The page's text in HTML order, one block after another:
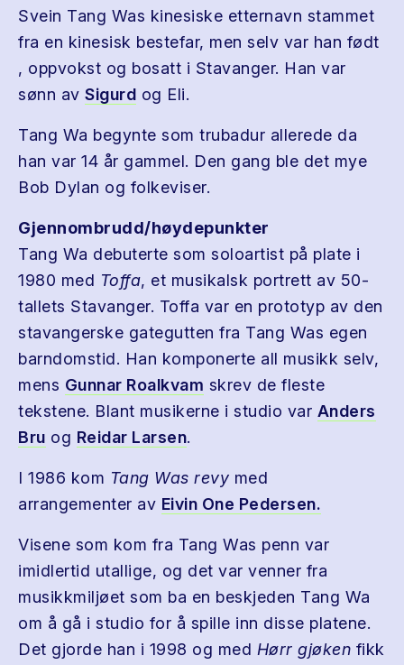
Svein Tang Was kinesiske etternavn stammet
fra en kinesisk bestefar, men selv var han født
, oppvokst og bosatt i Stavanger. Han var
sønn av Sigurd og Eli.
Tang Wa begynte som trubadur allerede da
han var 14 år gammel. Den gang ble det mye
Bob Dylan og folkeviser.
Gjennombrudd/høydepunkter
Tang Wa debuterte som soloartist på plate i
1980 med Toffa, et musikalsk portrett av 50-
tallets Stavanger. Toffa var en prototyp av den
stavangerske gategutten fra Tang Was egen
barndomstid. Han komponerte all musikk selv,
mens Gunnar Roalkvam skrev de fleste
tekstene. Blant musikerne i studio var Anders
Bru og Reidar Larsen.
I 1986 kom Tang Was revy med
arrangementer av Eivin One Pedersen.
Visene som kom fra Tang Was penn var
imidlertid utallige, og det var venner fra
musikkmiljøet som ba en beskjeden Tang Wa
om å gå i studio for å spille inn disse platene.
Det gjorde han i 1998 og med Hørr gjøken fikk